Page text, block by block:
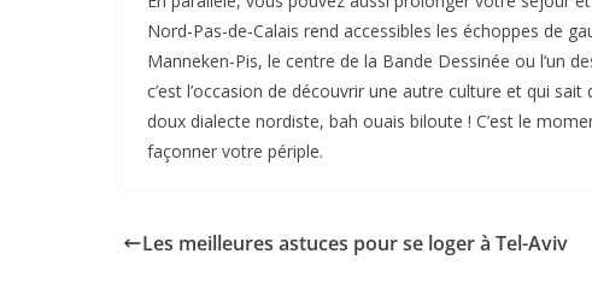
Nord-Pas-de-Calais rend accessibles les échoppes de
Manneken-Pis, le centre de la Bande Dessinée ou l’un
c’est l’occasion de découvrir une autre culture et qui
doux dialecte nordiste, bah ouais biloute ! C’est le
façonner votre périple.
Les meilleures astuces pour se loger à Tel-Aviv